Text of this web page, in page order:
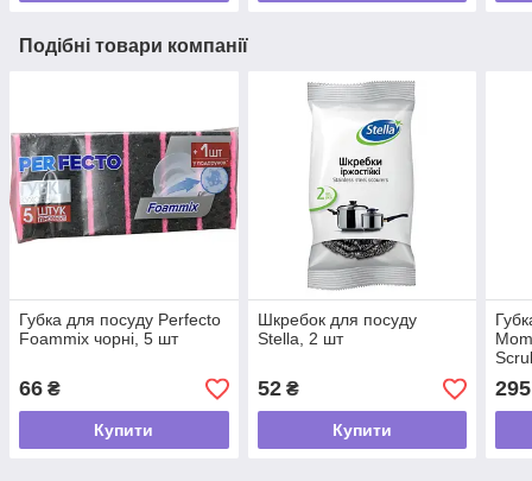
Подібні товари компанії
Губка для посуду Perfecto
Foammix чорні, 5 шт
66 ₴
Купити
Шкребок для посуду
Stella, 2 шт
52₴
Купити
295